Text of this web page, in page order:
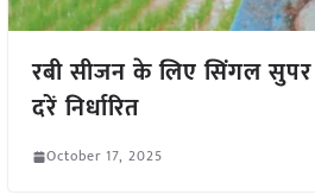
रबी सीजन के लिए सिंगल सुपर
दरें निर्धारित
October 17, 2025